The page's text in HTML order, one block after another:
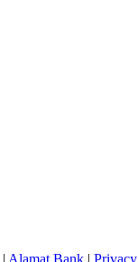
| Alamat Bank | Privacy